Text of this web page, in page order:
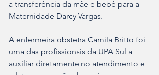
a transferência da mãe e bebê para a
Maternidade Darcy Vargas.
A enfermeira obstetra Camila Britto foi
uma das profissionais da UPA Sul a
auxiliar diretamente no atendimento e